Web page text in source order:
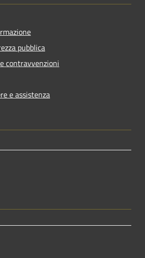
pubblica
contravvenzioni
e assistenza